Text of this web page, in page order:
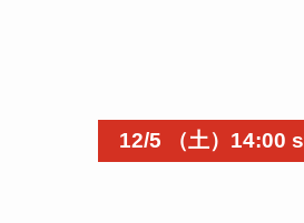
12/5 （土）14:00